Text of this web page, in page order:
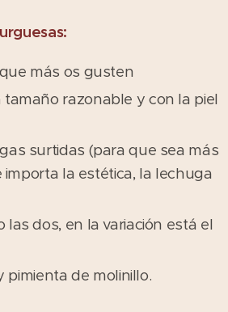
más os gusten
razonable y con la piel
surtidas (para que sea más
importa la estética, la lechuga
las dos, en la variación está el
pimienta de molinillo.